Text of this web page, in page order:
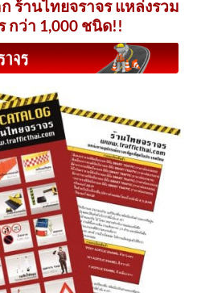
ร้านไทยจราจร แหล่งรวม
กว่า 1,000 ชนิด!!